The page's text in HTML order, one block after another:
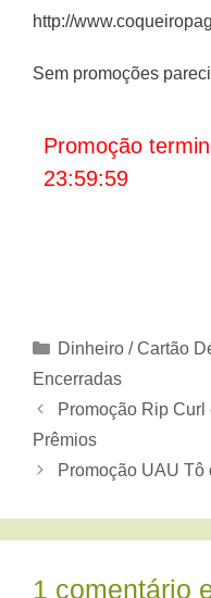
http://
Sem promoções
Promoção
23:59:59
Categorias
Dinheiro / Cartão
Encerradas
Promoção Rip
Prêmios
Promoção UAU Tô
1 comentário